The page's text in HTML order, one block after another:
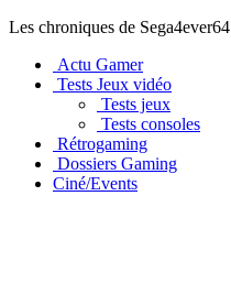
Les chroniques de Sega4ever64
Actu Gamer
Tests Jeux vidéo
Tests jeux
Tests consoles
Rétrogaming
Dossiers Gaming
Ciné/Events